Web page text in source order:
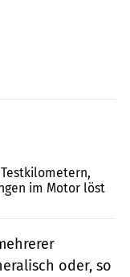
im Motor löst
oder, so